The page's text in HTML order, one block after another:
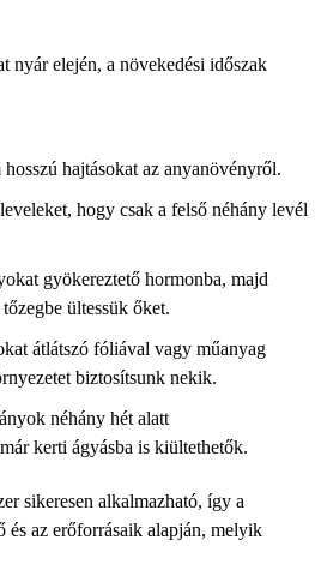
nyár elején, a növekedési időszak
hajtásokat az anyanövényről.
hogy csak a felső néhány levél
gyökereztető hormonba, majd
ültessük őket.
átlátszó fóliával vagy műanyag
biztosítsunk nekik.
néhány hét alatt
kerti ágyásba is kiültethetők.
sikeresen alkalmazható, így a
és az erőforrásaik alapján, melyik